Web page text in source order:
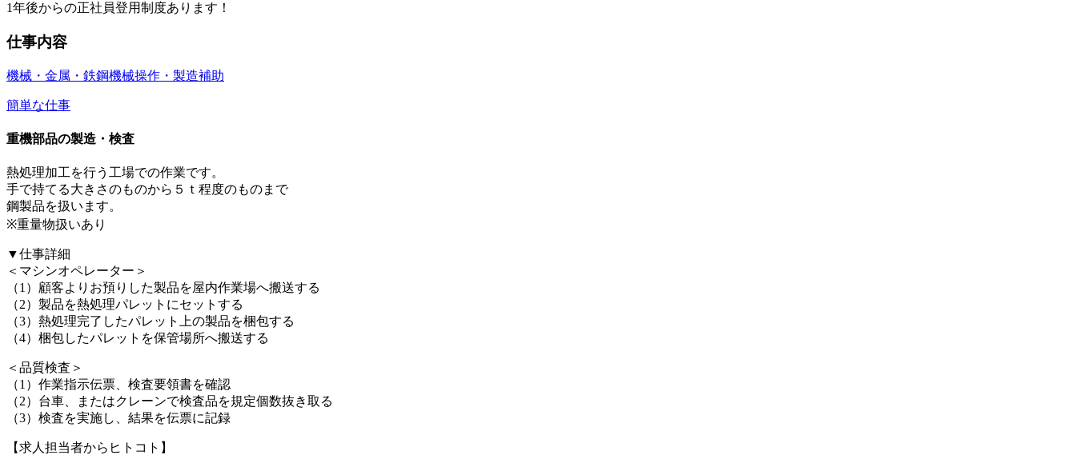
1年後からの正社員登用制度あります！
仕事内容
機械・金属・鉄鋼機械操作・製造補助
簡単な仕事
重機部品の製造・検査
熱処理加工を行う工場での作業です。
手で持てる大きさのものから５ｔ程度のものまで
鋼製品を扱います。
※重量物扱いあり
▼仕事詳細
＜マシンオペレーター＞
（1）顧客よりお預りした製品を屋内作業場へ搬送する
（2）製品を熱処理パレットにセットする
（3）熱処理完了したパレット上の製品を梱包する
（4）梱包したパレットを保管場所へ搬送する
＜品質検査＞
（1）作業指示伝票、検査要領書を確認
（2）台車、またはクレーンで検査品を規定個数抜き取る
（3）検査を実施し、結果を伝票に記録
【求人担当者からヒトコト】